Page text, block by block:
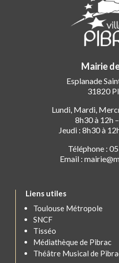
Mairie
Esplanade
31820
Lundi, Mardi,
8h30 à 12h
Jeudi : 8h30 à
Téléphone :
Email :
Liens utiles
Toulouse Métropole
SNCF
Tisséo
Médiathèque de Pibrac
Théâtre Musical de